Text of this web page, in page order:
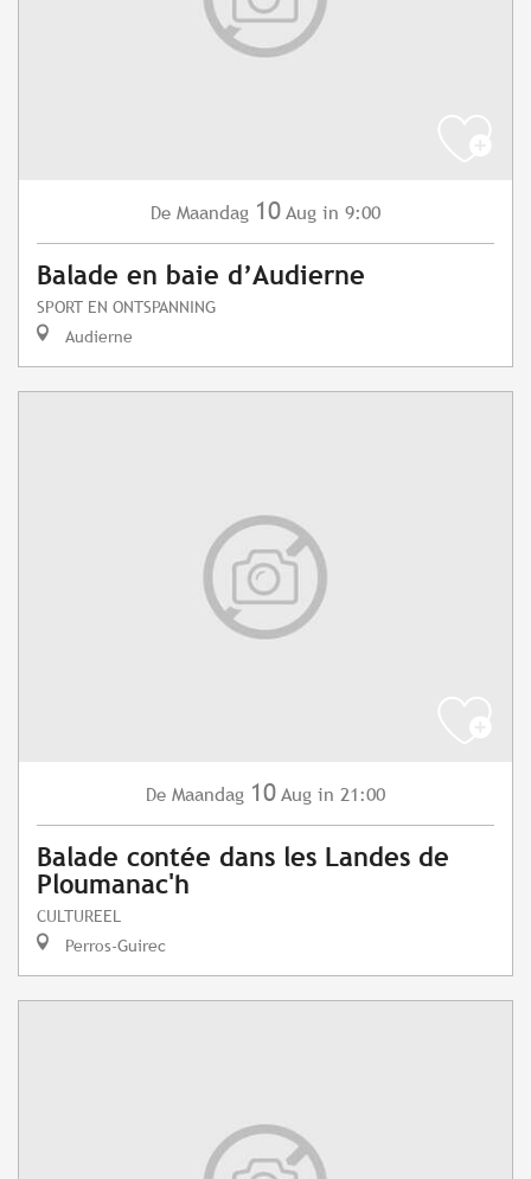
De Maandag 10 Aug in 9:00
Balade en baie d’Audierne
SPORT EN ONTSPANNING
Audierne
De Maandag 10 Aug in 21:00
Balade contée dans les Landes de
Ploumanac'h
CULTUREEL
Perros-Guirec